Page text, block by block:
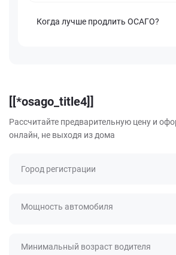
Когда лучше продлить ОСАГО?
[[*osago_title4]]
Рассчитайте предварительную цену и
онлайн, не выходя из дома
Город регистрации
Мощность автомобиля
Минимальный возраст водителя